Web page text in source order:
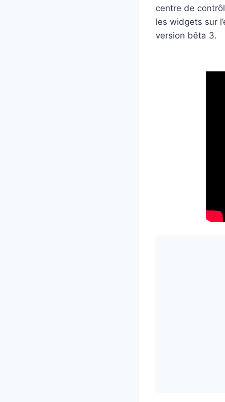
centre de
les widgets sur
version bêta 3.